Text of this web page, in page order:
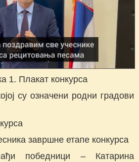
1. Плакат конкурса
су означени родни градови
завршне етапе конкурса
победници – Катарина